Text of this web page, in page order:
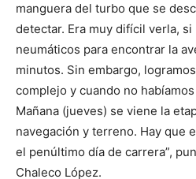
manguera del turbo que se
detectar. Era muy difícil verla, si
neumáticos para encontrar la
minutos. Sin embargo,
complejo y cuando no
Mañana (jueves) se viene la
navegación y terreno. Hay que
el penúltimo día de carrera”,
Chaleco López.